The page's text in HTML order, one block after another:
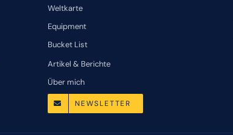
Weltkarte
Equipment
Bucket List
Artikel & Berichte
Über mich
NEWSLETTER